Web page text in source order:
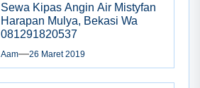
Sewa Kipas Angin Air Mistyfan
Harapan Mulya, Bekasi Wa
081291820537
Aam 26 Maret 2019